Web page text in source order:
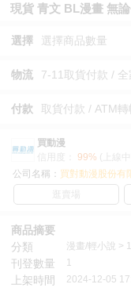
現貨 青文 BL漫畫 無
選擇 選擇商品數量
物流
付款 取貨付款 / ATM
買動漫
信用度：
99% (上線
公司名稱： 買對動漫股份有
逛賣場
商品摘要
分類
漫畫/輕小說 >
刊登數量 1
上架時間 2024-12-05